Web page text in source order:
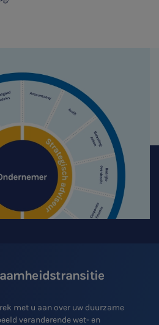
met u aan over uw duurzame
veranderende wet- en